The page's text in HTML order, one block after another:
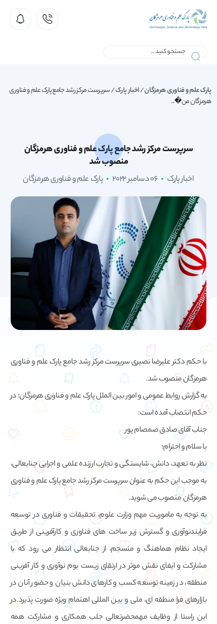
پارک علم و فناوری هرمزگان/اخبار پارک/سرپرست مرکز رشد جامع پارک علم و فناوری
هرمزگان من�...
سرپرست مرکز رشد جامع پارک علم و فناوری هرمزگان
منصوب شد
اخبار پارک 06 دسامبر 2022 پارک علم و فناوری هرمزگان
با حکم دکتر علیرضا نصیری سرپرست مرکز رشد جامع پارک علم و فناوری
هرمزگان منصوب شد.
به گزارش روابط عمومی و امور بین الملل پارک علم و فناوری هرمزگان؛ در
حکم انتصاب آمده است:
جناب آقای صادق صمصام پور
با سلام و احترام؛
نظر به تعهد، دانش، شایستگی و تجارب ارزنده علمی و اجرایی جنابعالی،
به موجب این حکم به عنوان سرپرست مرکز رشد جامع پارک علم و فناوری
هرمزگان منصوب می شوید.
به توجه به ماموریت مهم وزارت علوم، تحقیقات و فناوری در توسعه
فرایندنوآوری و گسترش زیر ساخت های فناوری و کارآفرینی از طریق
ایجاد نظام هماهنگ و منسجم، از جنابعالی انتظار می رود که با
مشارکت و ایفای نقش موثر در ارتقای زیست بوم نوآوری و کار آفرینی
منطقه، در زمینه توسعه کسب و کارهای دانش بنیان و حضور آنان در
بازارهای فرا منطقه ای، ملی و بین المللی اهتمام ویژه صورت پذیرد.در
این راستا از وظایف مهمحضرتعالی جلب همکاری و مشارکت همه